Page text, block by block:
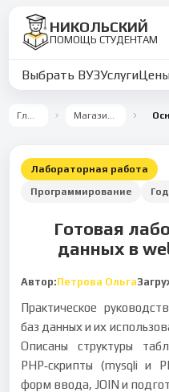
НИКОЛЬСКИЙ
ПОМОЩЬ СТУДЕНТАМ
Выбрать ВУЗУслуги
Главная Магазин работ
Лабораторная работа
Программирование
Готовая
данных в
Автор:Петрова Ольга
Практическое
баз данных и их
Описаны структуры
PHP‑скрипты (mysqli и
форм ввода, JOIN и